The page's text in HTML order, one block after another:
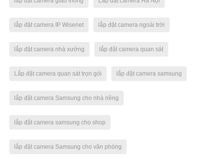
lắp đặt camera IP Wisenet lắp đặt camera ngoài trời
lắp đặt camera nhà xưởng lắp đặt camera quan sát
Lắp đặt camera quan sát trọn gói lắp đặt camera samsung
lắp đặt camera Samsung cho nhà riêng
lắp đặt camera samsung cho shop
lắp đặt camera Samsung cho văn phòng